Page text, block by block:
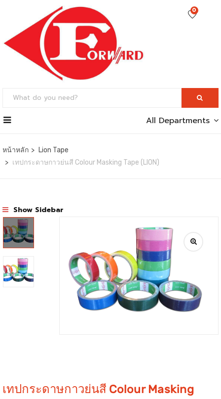
0
All Departments
หน้าหลัก
Lion Tape
เทปกระดาษกาวย่นสี Colour Masking Tape (LION)
Show Sidebar
เทปกระดาษกาวย่นสี Colour Masking